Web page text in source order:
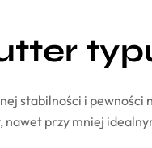
stabilności i pewności
nawet przy mniej